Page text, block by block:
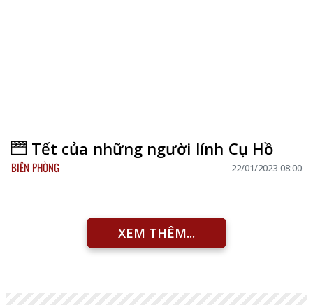
Tết của những người lính Cụ Hồ
BIÊN PHÒNG 22/01/2023 08:00
XEM THÊM...